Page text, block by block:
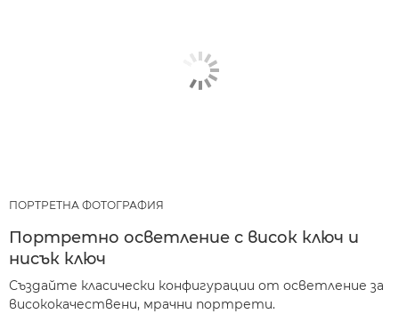
ПОРТРЕТНА ФОТОГРАФИЯ
Портретно осветление с висок ключ и
нисък ключ
Създайте класически конфигурации от осветление за
висококачествени, мрачни портрети.